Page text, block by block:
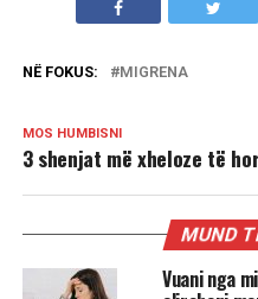
NË FOKUS: MIGRENA
MOS HUMBISNI
3 shenjat më xheloze të
MUND
Vuani nga